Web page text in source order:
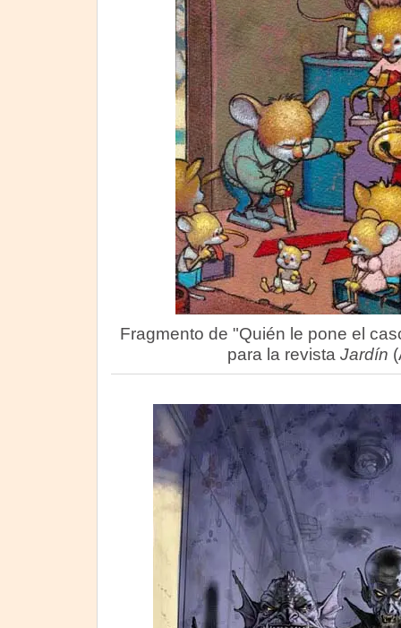
Fragmento de "Quién le pone el
para la revista Jardín